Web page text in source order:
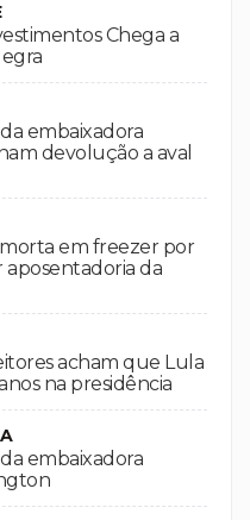
Chega a
embaixadora
devolução a aval
em freezer por
aposentadoria da
acham que Lula
na presidência
embaixadora